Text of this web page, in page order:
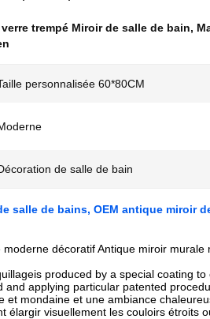
trempé Miroir de salle de bain,
personnalisée 60*80CM
de salle de bain
salle de bains, OEM antique miroir
décoratif Antique miroir murale
is produced by a special coating
and applying particular patented
et mondaine et une ambiance
élargir visuellement les couloirs étroits